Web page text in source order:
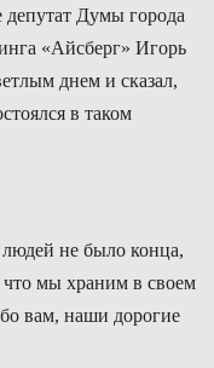
депутат Думы города
«Айсберг» Игорь
днем и сказал,
в таком
не было конца,
мы храним в своем
вам, наши дорогие